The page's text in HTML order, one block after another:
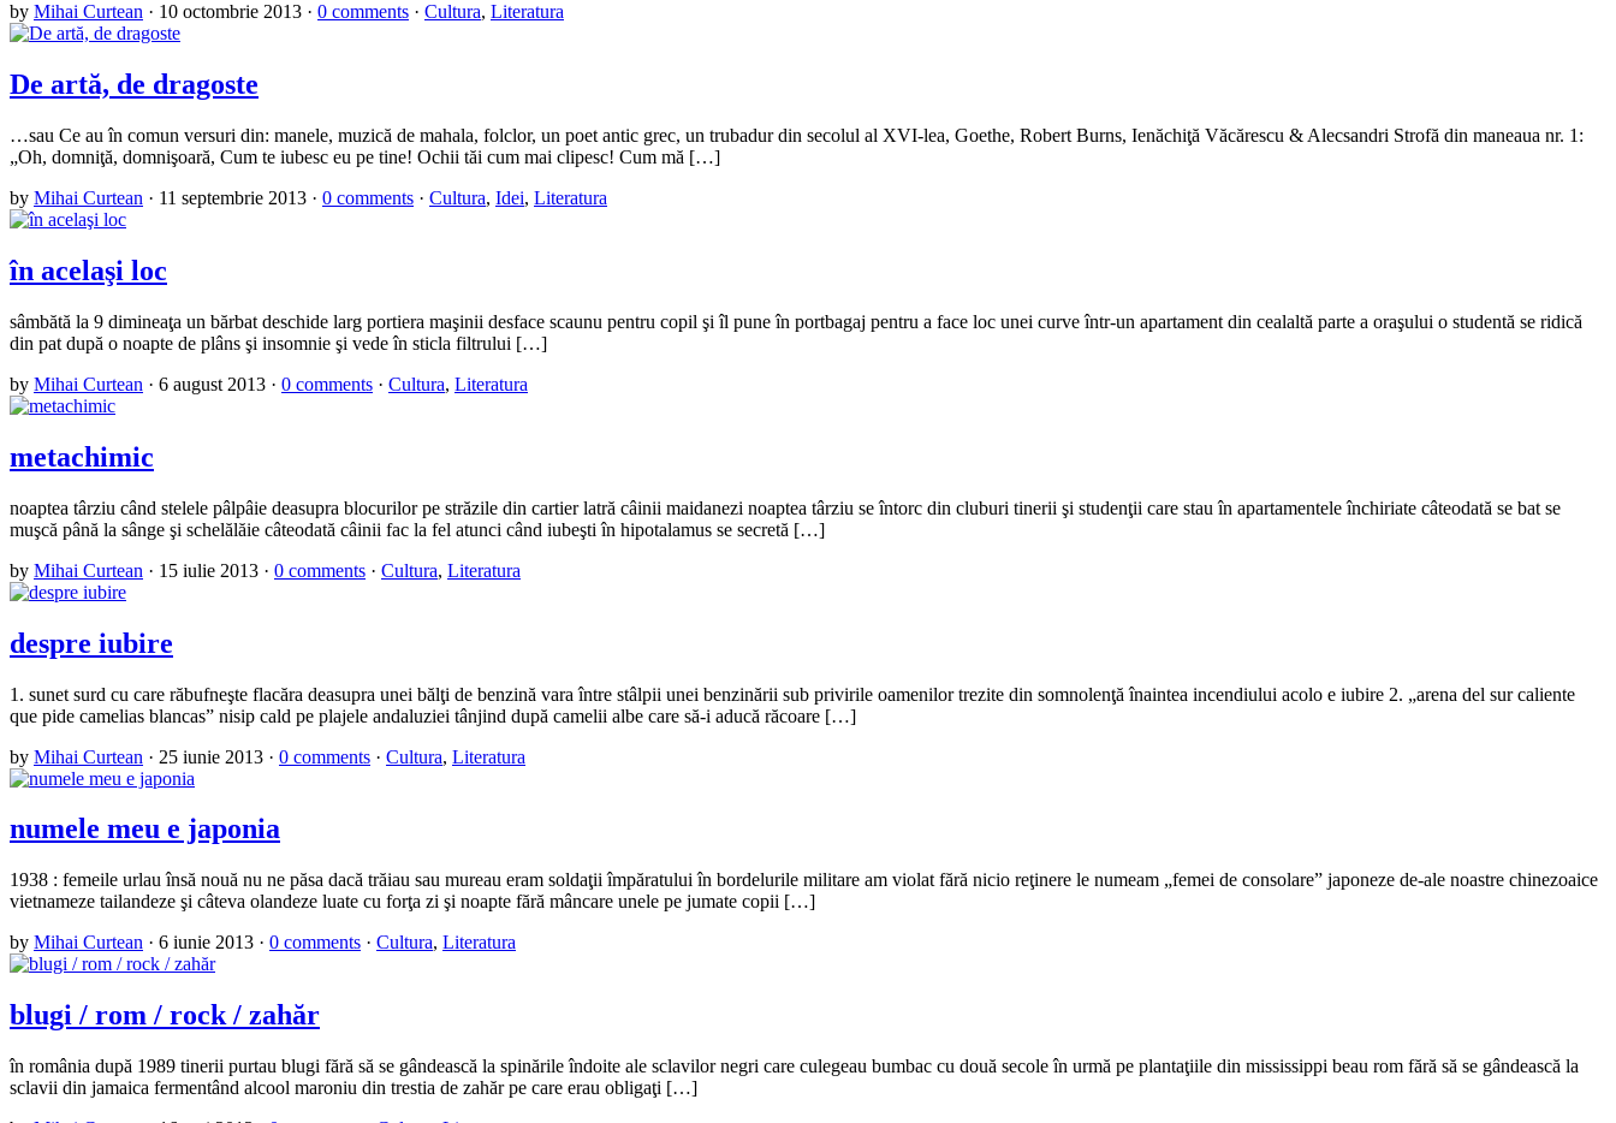
by Mihai Curtean · 10 octombrie 2013 · 0 comments · Cultura, Literatura
De artă, de dragoste
…sau Ce au în comun versuri din: manele, muzică de mahala, folclor, un poet antic grec, un trubadur din secolul al XVI-lea, Goethe, Robert Burns, Ienăchiţă Văcărescu & Alecsandri Strofă din maneaua nr. 1:
„Oh, domniţă, domnişoară, Cum te iubesc eu pe tine! Ochii tăi cum mai clipesc! Cum mă […]
by Mihai Curtean · 11 septembrie 2013 · 0 comments · Cultura, Idei, Literatura
în acelaşi loc
sâmbătă la 9 dimineaţa un bărbat deschide larg portiera maşinii desface scaunu pentru copil şi îl pune în portbagaj pentru a face loc unei curve într-un apartament din cealaltă parte a oraşului o studentă se ridică
din pat după o noapte de plâns şi insomnie şi vede în sticla filtrului […]
by Mihai Curtean · 6 august 2013 · 0 comments · Cultura, Literatura
metachimic
noaptea târziu când stelele pâlpâie deasupra blocurilor pe străzile din cartier latră câinii maidanezi noaptea târziu se întorc din cluburi tinerii şi studenţii care stau în apartamentele închiriate câteodată se bat se
muşcă până la sânge şi schelălăie câteodată câinii fac la fel atunci când iubeşti în hipotalamus se secretă […]
by Mihai Curtean · 15 iulie 2013 · 0 comments · Cultura, Literatura
despre iubire
1. sunet surd cu care răbufneşte flacăra deasupra unei bălţi de benzină vara între stâlpii unei benzinării sub privirile oamenilor trezite din somnolenţă înaintea incendiului acolo e iubire 2. „arena del sur caliente
que pide camelias blancas” nisip cald pe plajele andaluziei tânjind după camelii albe care să-i aducă răcoare […]
by Mihai Curtean · 25 iunie 2013 · 0 comments · Cultura, Literatura
numele meu e japonia
1938 : femeile urlau însă nouă nu ne păsa dacă trăiau sau mureau eram soldaţii împăratului în bordelurile militare am violat fără nicio reţinere le numeam „femei de consolare” japoneze de-ale noastre chinezoaice
vietnameze tailandeze şi câteva olandeze luate cu forţa zi şi noapte fără mâncare unele pe jumate copii […]
by Mihai Curtean · 6 iunie 2013 · 0 comments · Cultura, Literatura
blugi / rom / rock / zahăr
în românia după 1989 tinerii purtau blugi fără să se gândească la spinările îndoite ale sclavilor negri care culegeau bumbac cu două secole în urmă pe plantaţiile din mississippi beau rom fără să se gândească la
sclavii din jamaica fermentând alcool maroniu din trestia de zahăr pe care erau obligaţi […]